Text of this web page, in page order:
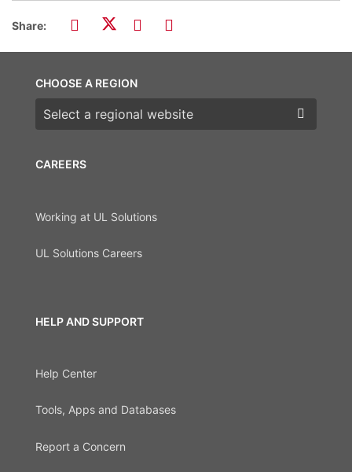
Share:
CAREERS
Working at UL Solutions
UL Solutions Careers
HELP AND SUPPORT
Help Center
Tools, Apps and Databases
Report a Concern
CHOOSE A REGION
Choose a region